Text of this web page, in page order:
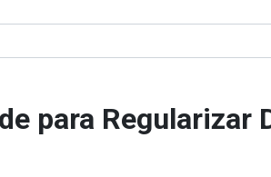
para Regularizar